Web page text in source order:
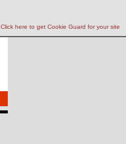
Click here to get Cookie Guard for your site